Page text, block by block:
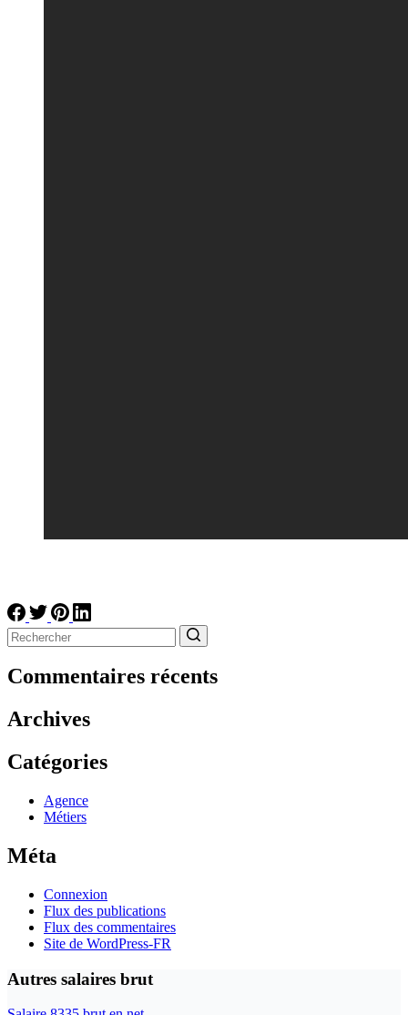
résultat
Commentaires récents
Archives
Catégories
Agence
Métiers
Méta
Connexion
Flux des publications
Flux des commentaires
Site de WordPress-FR
Autres salaires brut